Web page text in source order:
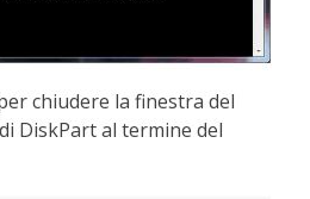
chiudere la finestra del
DiskPart al termine del